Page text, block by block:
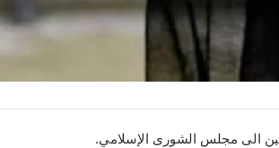
الى مجلس الشورى الإسلامي.